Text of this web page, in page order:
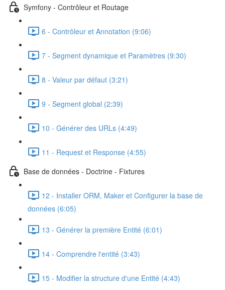
Symfony - Contrôleur et Routage
6 - Contrôleur et Annotation (9:06)
7 - Segment dynamique et Paramètres (9:30)
8 - Valeur par défaut (3:21)
9 - Segment global (2:39)
10 - Générer des URLs (4:49)
11 - Request et Response (4:55)
Base de données - Doctrine - Fixtures
12 - Installer ORM, Maker et Configurer la base de
données (6:05)
13 - Générer la première Entité (6:01)
14 - Comprendre l'entité (3:43)
15 - Modifier la structure d'une Entité (4:43)